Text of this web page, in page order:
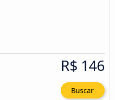
R$ 146
Buscar